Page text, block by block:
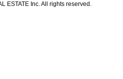
ESTATE Inc. All rights reserved.